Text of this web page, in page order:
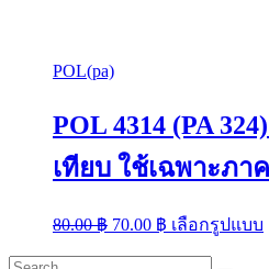
POL(pa)
POL 4314 (PA
เทียบ ใช้เฉพาะภา
80.00฿ Original
price
was:
70.00 ฿ Current
price
is:
เลือกรูปแบบ